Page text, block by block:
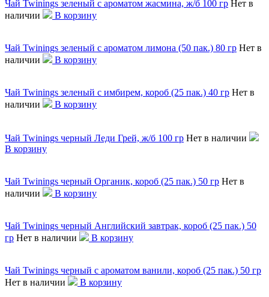
Чай Twinings зеленый с ароматом жасмина, ж/б 100 гр Нет в
наличии
В корзину
Чай Twinings зеленый с ароматом лимона (50 пак.) 80 гр Нет в
наличии
В корзину
Чай Twinings зеленый с имбирем, короб (25 пак.) 40 гр Нет в
наличии
В корзину
Чай Twinings черный Леди Грей, ж/б 100 гр Нет в наличии
В корзину
Чай Twinings черный Органик, короб (25 пак.) 50 гр Нет в
наличии
В корзину
Чай Twinings черный Английский завтрак, короб (25 пак.) 50
гр Нет в наличии В корзину
Чай Twinings черный с ароматом ванили, короб (25 пак.) 50 гр
Нет в наличии
В корзину